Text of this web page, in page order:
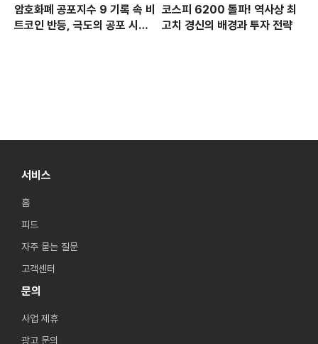
암호화폐 공포지수 9 기록 속 비
트코인 반등, 극도의 공포 시장
코스피 6200 돌파! 역사상 최
고치 경신의 배경과 투자 전략
서비스
홈
피드
자주 묻는 질문
고객센터
문의
사업 제휴
광고 문의